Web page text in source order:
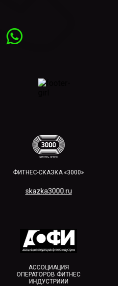
ФИТНЕС-СКАЗКА «3000»
skazka3000.ru
АССОЦИАЦИЯ
ОПЕРАТОРОВ ФИТНЕС
ИНДУСТРИИИ